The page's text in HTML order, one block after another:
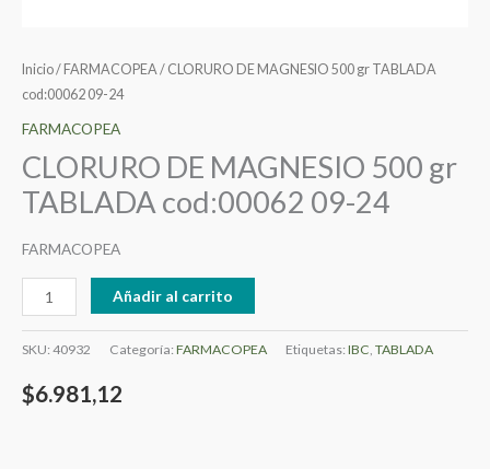
Inicio/ FARMACOPEA / CLORURO DE MAGNESIO 500 gr TABLADA
cod:00062 09-24
FARMACOPEA
CLORURO DE MAGNESIO 500 gr
TABLADA cod:00062 09-24
FARMACOPEA
Añadir al carrito
SKU: 40932 Categoría: FARMACOPEA Etiquetas: IBC, TABLADA
$6.981,12